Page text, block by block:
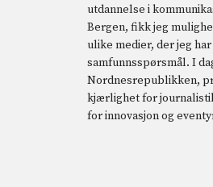
utdannelse i
Bergen, fikk jeg
ulike medier, der jeg
samfunnsspørsmål. I
Nordnesrepublikken,
kjærlighet for
for innovasjon og